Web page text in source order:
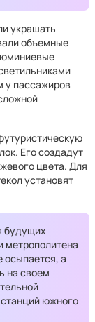
украшать
объемные
у пассажиров
Его создадут
цвета. Для
установят
будущих
метрополитена
осыпается, а
на своем
южного